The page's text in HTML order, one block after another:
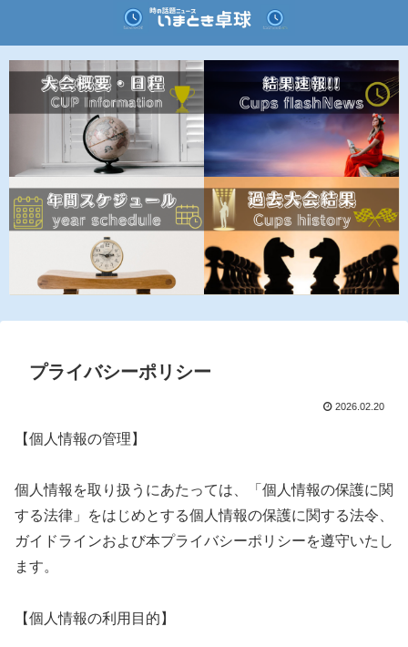
プライバシーポリシー
2026.02.20
【個人情報の管理】
個人情報を取り扱うにあたっては、「個人情報の保護に関
する法律」をはじめとする個人情報の保護に関する法令、
ガイドラインおよび本プライバシーポリシーを遵守いたし
ます。
【個人情報の利用目的】